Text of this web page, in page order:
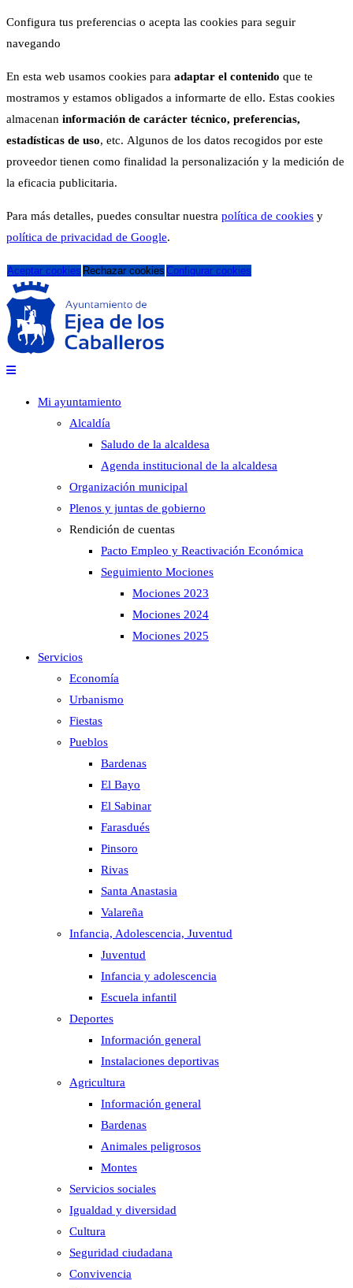
Configura tus preferencias o acepta las cookies para seguir
navegando
En esta web usamos cookies para adaptar el contenido que te
mostramos y estamos obligados a informarte de ello. Estas cookies
almacenan información de carácter técnico, preferencias,
estadísticas de uso, etc. Algunos de los datos recogidos por este
proveedor tienen como finalidad la personalización y la medición de
la eficacia publicitaria.
Para más detalles, puedes consultar nuestra política de cookies y
política de privacidad de Google.
Aceptar cookies Rechazar cookies Configurar cookies
Mi ayuntamiento
Alcaldía
Saludo de la alcaldesa
Agenda institucional de la alcaldesa
Organización municipal
Plenos y juntas de gobierno
Rendición de cuentas
Pacto Empleo y Reactivación Económica
Seguimiento Mociones
Mociones 2023
Mociones 2024
Mociones 2025
Servicios
Economía
Urbanismo
Fiestas
Pueblos
Bardenas
El Bayo
El Sabinar
Farasdués
Pinsoro
Rivas
Santa Anastasia
Valareña
Infancia, Adolescencia, Juventud
Juventud
Infancia y adolescencia
Escuela infantil
Deportes
Información general
Instalaciones deportivas
Agricultura
Información general
Bardenas
Animales peligrosos
Montes
Servicios sociales
Igualdad y diversidad
Cultura
Seguridad ciudadana
Convivencia